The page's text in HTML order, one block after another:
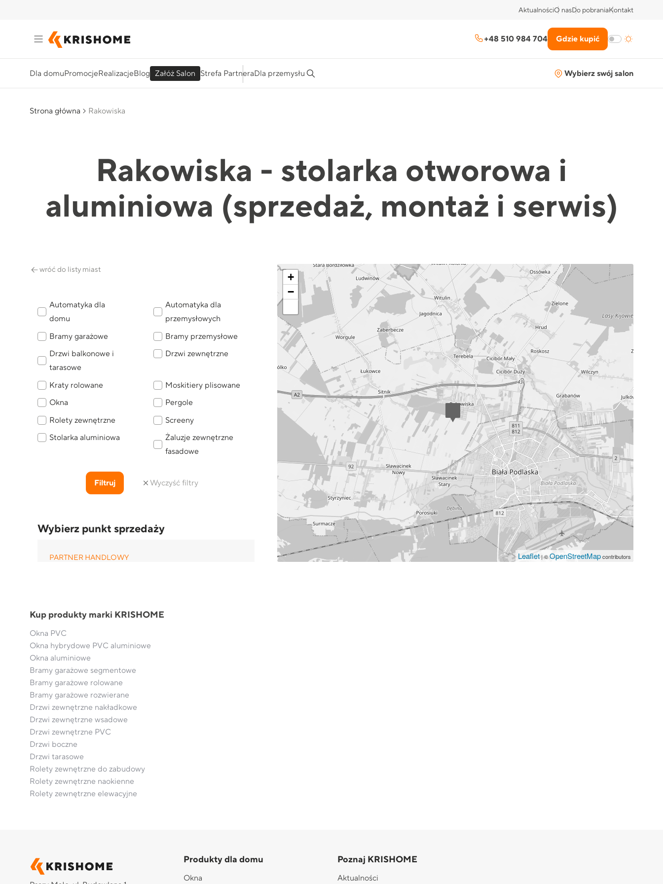
AktualnościO nasDo pobraniaKontakt
+48 510 984 704 Gdzie kupić
Dla domuPromocjeRealizacjeBlog Załóż Salon Strefa PartneraDla przemysłu Wybierz swój salon
Strona główna Rakowiska
Rakowiska - stolarka otworowa i
aluminiowa (sprzedaż, montaż i serwis)
wróć do listy miast
Automatyka dla
domu
Automatyka dla
przemysłowych
Bramy garażowe
Bramy przemysłowe
Drzwi balkonowe i
tarasowe
Drzwi zewnętrzne
Kraty rolowane
Moskitiery plisowane
Okna
Pergole
Rolety zewnętrzne
Screeny
Stolarka aluminiowa
Żaluzje zewnętrzne
fasadowe
Filtruj Wyczyść filtry
Wybierz punkt sprzedaży
PARTNER HANDLOWY
604 461 193
okbudbiala@gmail.com
TU KUPISZ:
+
−
Leaflet| ©OpenStreetMapcontributors
Kup produkty marki KRISHOME
Okna PVC
Okna hybrydowe PVC aluminiowe
Okna aluminiowe
Bramy garażowe segmentowe
Bramy garażowe rolowane
Bramy garażowe rozwierane
Drzwi zewnętrzne nakładkowe
Drzwi zewnętrzne wsadowe
Drzwi zewnętrzne PVC
Drzwi boczne
Drzwi tarasowe
Rolety zewnętrzne do zabudowy
Rolety zewnętrzne naokienne
Rolety zewnętrzne elewacyjne
Produkty dla domu
Okna
Poznaj KRISHOME
Aktualności